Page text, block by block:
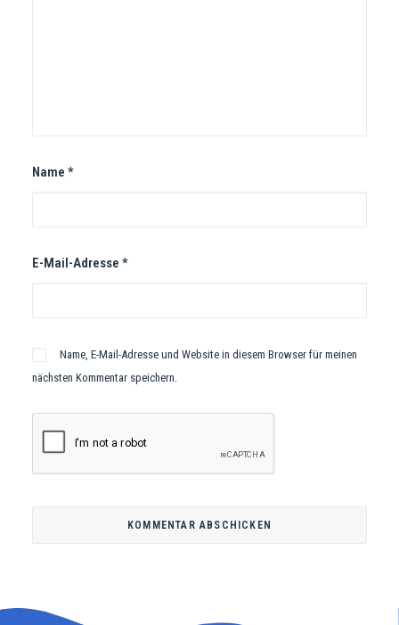
Name *
E-Mail-Adresse *
Name, E-Mail-Adresse und Website in diesem Browser für meinen
nächsten Kommentar speichern.